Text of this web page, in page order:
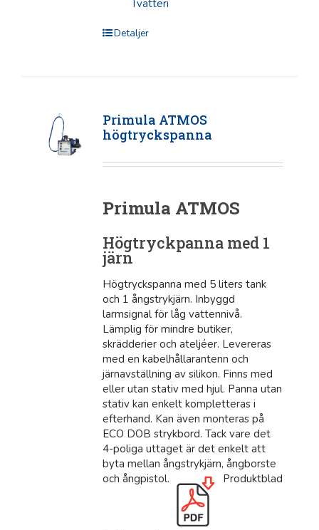
Tvätteri
Detaljer
Primula ATMOS
högtryckspanna
Primula ATMOS
Högtryckpanna med 1
järn
Högtryckspanna med 5 liters tank
och 1 ångstrykjärn. Inbyggd
larmsignal för låg vattennivå.
Lämplig för mindre butiker,
skrädderier och ateljéer. Levereras
med en kabelhållarantenn och
järnavställning av silikon. Finns med
eller utan stativ med hjul. Panna utan
stativ kan enkelt kompletteras i
efterhand. Kan även monteras på
ECO DOB strykbord. Tack vare det
4-poliga uttaget är det enkelt att
byta mellan ångstrykjärn, ångborste
och ångpistol.
Produktblad